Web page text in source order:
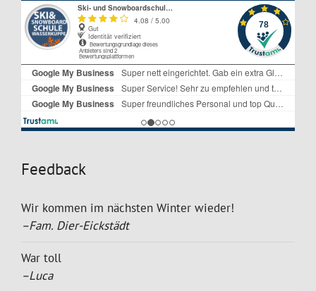
Feedback
Wir kommen im nächsten Winter wieder!
–Fam. Dier-Eickstädt
War toll
–Luca